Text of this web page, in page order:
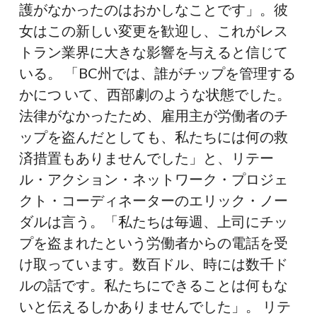
護がなかったのはおかしなことです」。彼
女はこの新しい変更を歓迎し、これがレス
トラン業界に大きな影響を与えると信じて
いる。 「BC州では、誰がチップを管理する
かにつ いて、西部劇のような状態でした。
法律がなかったため、雇用主が労働者のチ
ップを盗んだとしても、私たちには何の救
済措置もありませんでした」と、リテー
ル・アクション・ネットワーク・プロジェ
クト・コーディネーターのエリック・ノー
ダルは言う。「私たちは毎週、上司にチッ
プを盗まれたという労働者からの電話を受
け取っています。数百ドル、時には数千ド
ルの話です。私たちにできることは何もな
いと伝えるしかありませんでした」。 リテ